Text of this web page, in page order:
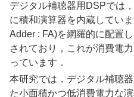
デジタル補聴器用DSPでは
に積和演算器を内蔵してい
Adder : FA)を網羅的に配置
されており，これが消費電
っています．
本研究では，デジタル補聴
た小面積かつ低消費電力な